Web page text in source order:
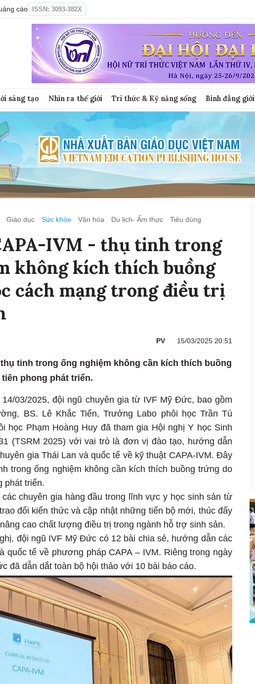
cáo ISSN: 3093-382X
sáng tạo Nhìn ra thế giới Tri thức & Kỹ năng sống Bình đẳng giới
Giáo dục Sức khỏe Văn hóa Du lịch- Ẩm thực Tiêu dùng
IVM - thụ tinh trong
không kích thích buồng
cách mạng trong điều trị
PV 15/03/2025 20:51
tinh trong ống nghiệm không cần kích thích buồng
phong phát triển.
03/2025, đội ngũ chuyên gia từ IVF Mỹ Đức, bao gồm
BS. Lê Khắc Tiến, Trưởng Labo phôi học Trần Tú
học Phạm Hoàng Huy đã tham gia Hội nghị Y học Sinh
(TSRM 2025) với vai trò là đơn vị đào tạo, hướng dẫn
gia Thái Lan và quốc tế về kỹ thuật CAPA-IVM. Đây
trong ống nghiệm không cần kích thích buồng trứng do
phát triển.
chuyên gia hàng đầu trong lĩnh vực y học sinh sản từ
đổi kiến thức và cập nhật những tiến bộ mới, thúc đẩy
cao chất lượng điều trị trong ngành hỗ trợ sinh sản.
đội ngũ IVF Mỹ Đức có 12 bài chia sẻ, hướng dẫn các
quốc tế về phương pháp CAPA – IVM. Riêng trong ngày
đã dẫn dắt toàn bộ hội thảo với 10 bài báo cáo.